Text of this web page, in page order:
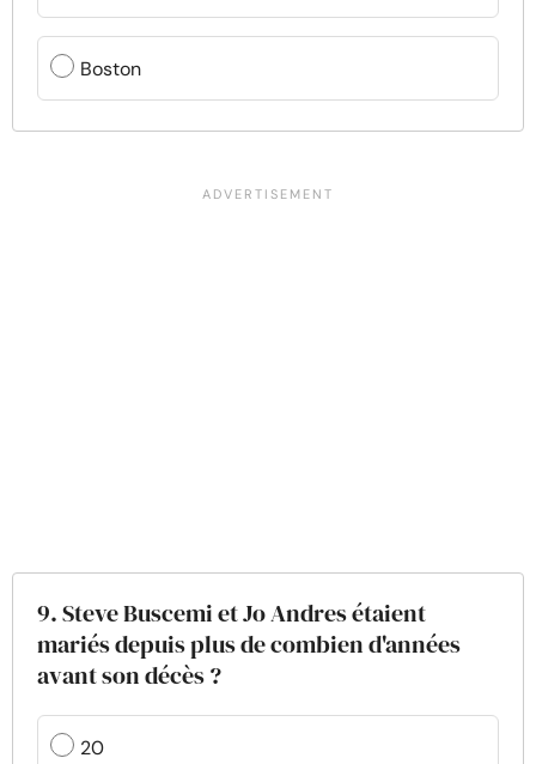
Boston
9. Steve Buscemi et Jo Andres étaient
mariés depuis plus de combien d'années
avant son décès ?
20